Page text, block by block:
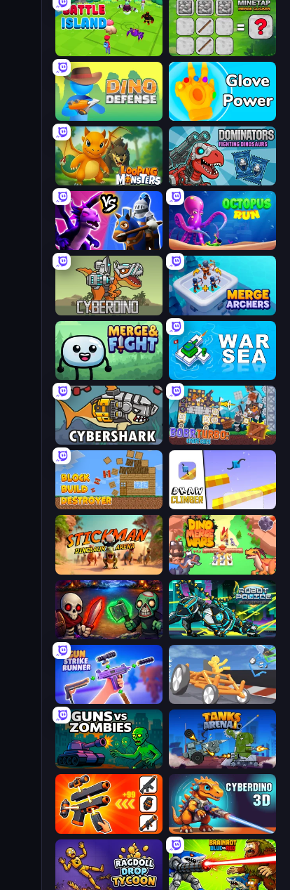
MineTap Merge Clicker
Battle Island
Glove Power
Dino Defense
Dominators: Fighting Dinosaurs
Looping Monsters
OctopusRun
Merge! Dragons vs Knights
Merge Archers
War Sea
Merge & Fight
Bobr Turbo: Craft Cars
CyberShark
Draw Climber
Block Build Destroyer
Dino Merge Wars
Stickman: Dinosaur Arena
Robot Police Iron Panther
Monster Merge
Draw Crash Race
Gun Strike Runner
Tanks Arena io: Craft & Combat
Guns vs Zombies
CyberDino 3D
Pew Pew Dose